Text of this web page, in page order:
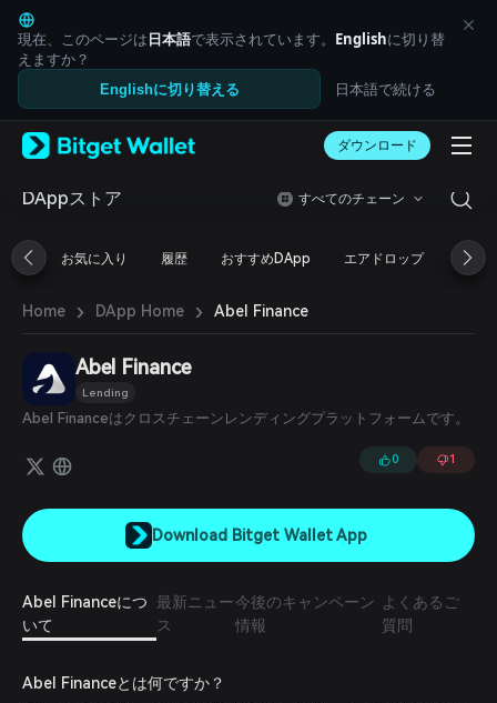
English
日本語
Tiếng Việt
Русский
Español (Latinoamérica)
Italiano
Deutsch
繁體中文
Português (Portugal)
ภาษาไทย
العربية
Português (Brasil)
現在、このページは日本語で表示されています。 Englishに切り替
えますか？
Englishに切り替える 日本語で続ける
ダウンロード
DAppストア すべてのチェーン
お気に入り 履歴 おすすめDApp エアドロップ DeFi
Home › DApp Home › Abel Finance
Abel Finance
Lending
Abel Financeはクロスチェーンレンディングプラットフォームです。
0 1
Download Bitget Wallet App
Abel Financeにつ
いて
最新ニュー
ス
今後のキャンペーン
情報
よくあるご
質問
Abel Financeとは何ですか？